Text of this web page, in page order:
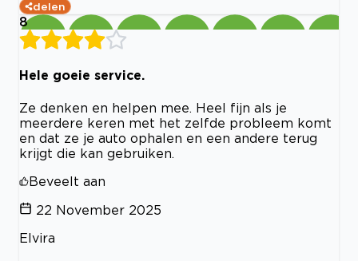
delen
8
Hele goeie service.
Ze denken en helpen mee. Heel fijn als je
meerdere keren met het zelfde probleem komt
en dat ze je auto ophalen en een andere terug
krijgt die kan gebruiken.
Beveelt aan
22 November 2025
Elvira